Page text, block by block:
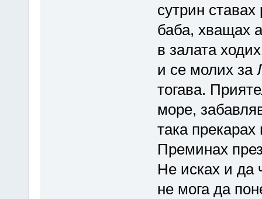
сутрин
баба, хващах
в залата
и се молих за
тогава.
море,
така
Преминах
Не исках и да
не мога да